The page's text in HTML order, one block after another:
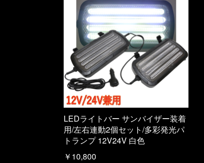
LEDライトバー サンバイザー装着
用/左右連動2個セット/多彩発光パ
トランプ 12V24V 白色
￥10,800